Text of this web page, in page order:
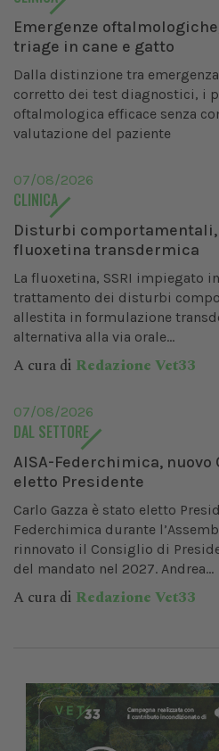
Emergenze
triage in cane e gatto
Dalla distinzione tra
corretto dei test diagnostici, i
oftalmologica efficace senza
valutazione del paziente
07/08/2026
CLINICA
Disturbi
fluoxetina transdermica
La fluoxetina, SSRI impiegato
trattamento dei disturbi
allestita in formulazione
alternativa alla via orale...
A cura di Redazione Vet33
07/08/2026
DAL SETTORE
AISA-Federchimica, nuovo
eletto Presidente
Carlo Gazza è stato eletto
Federchimica durante
rinnovato il Consiglio di
del mandato nel 2027. Andrea...
A cura di Redazione Vet33